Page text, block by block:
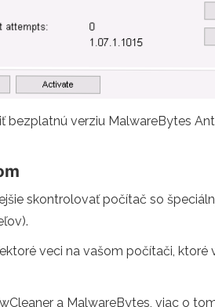
verziu MalwareBytes
skontrolovať počítač so
veci na vašom počítači,
a MalwareBytes, viac o